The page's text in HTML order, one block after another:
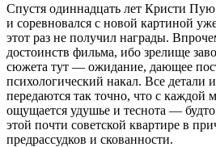
Спустя одиннадцать лет Кристи Пую
и соревновался с новой картиной
этот раз не получил награды.
достоинств фильма, ибо зрелище
сюжета тут — ожидание, дающее
психологический накал. Все детали
передаются так точно, что с каждой
ощущается удушье и теснота —
этой почти советской квартире в
предрассудков и скованности.